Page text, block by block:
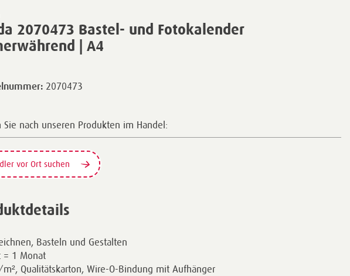
2070473 Bastel- und Fotokalender
| A4
2070473
Sie nach unseren Produkten im Handel:
vor Ort suchen
Basteln und Gestalten
= 1 Monat
Qualitätskarton, Wire-O-Bindung mit Aufhänger